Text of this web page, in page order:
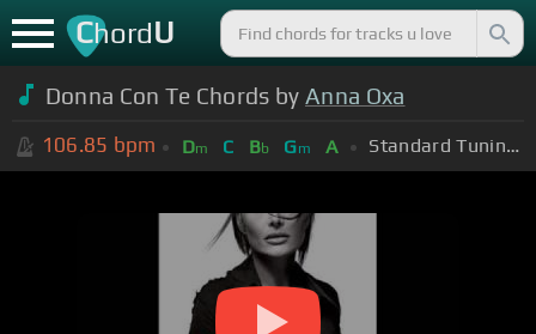
ChordU
Donna Con Te Chords by Anna Oxa
106.85 bpm Dm C Bb Gm A Standard Tuning (EADGBE)